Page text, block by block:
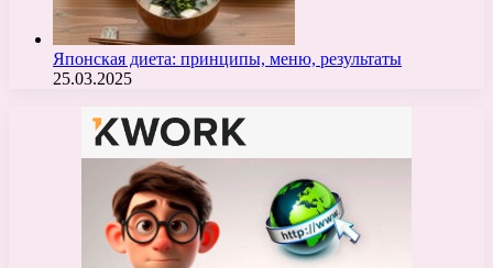
Японская диета: принципы, меню, результаты
25.03.2025